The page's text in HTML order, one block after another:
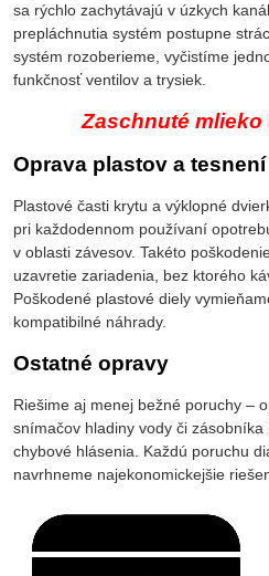
sa rýchlo zachytávajú v úzkych
prepláchnutia systém postupne
systém rozoberieme, vyčistíme
funkčnosť ventilov a trysiek.
Zaschnuté
Oprava plastov a tesnení
Plastové časti krytu a výklopné
pri každodennom používaní
v oblasti závesov. Takéto
uzavretie zariadenia, bez ktorého
Poškodené plastové diely
kompatibilné náhrady.
Ostatné opravy
Riešime aj menej bežné poruchy –
snímačov hladiny vody či
chybové hlásenia. Každú poruchu
navrhneme najekonomickejšie